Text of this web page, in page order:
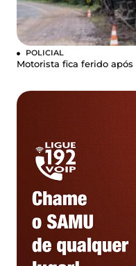
POLICIAL
Motorista fica ferido após